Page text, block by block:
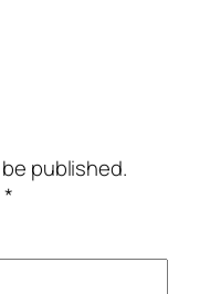
published.
*